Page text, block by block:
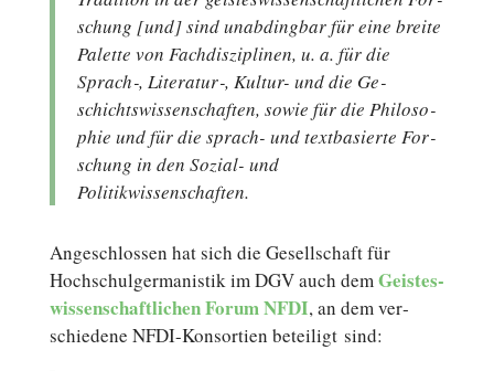
schung [und] sind un­ab­ding­bar für eine breite
Palette von Fach­dis­zi­pli­nen, u. a. für die
Sprach‑, Literatur‑, Kultur- und die Ge­
schichts­wis­sen­schaf­ten, sowie für die Phi­lo­so­
phie und für die sprach- und text­ba­sier­te For­
schung in den Sozial- und
Politikwissenschaften.
An­ge­schlos­sen hat sich die Gesellschaft für
Hochschulgermanistik im DGV auch demGeis­tes­
wis­sen­schaft­li­chenForum NFDI, an dem ver­
schie­de­ne NFDI-Konsortien be­tei­ligt sind: